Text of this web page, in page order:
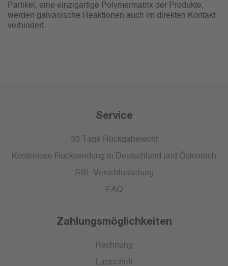
Partikel, eine einzigartige Polymermatrix der Produkte,
werden galvanische Reaktionen auch im direkten Kontakt
verhindert.
Service
30 Tage Rückgaberecht
Kostenlose Rücksendung in Deutschland und Österreich
SSL-Verschlüsselung
FAQ
Zahlungsmöglichkeiten
Rechnung
Lastschrift